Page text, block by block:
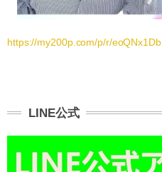
https://my200p.com/p/r/eoQNx1Db
LINE公式